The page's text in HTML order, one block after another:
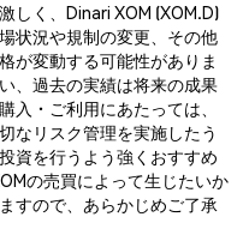
しく、Dinari XOM (XOM.D)
状況や規制の変更、その他
が変動する可能性がありま
、過去の実績は将来の成果
入・ご利用にあたっては、
なリスク管理を実施したう
資を行うよう強くおすすめ
の売買によって生じたいか
すので、あらかじめご了承